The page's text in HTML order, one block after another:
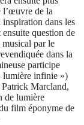
l’œuvre de la
dans les
question de
par le
dans la
participe
lumière infinie »)
Marcland,
de lumière
film éponyme de